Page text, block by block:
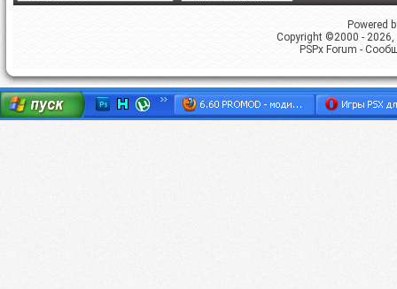
Powered
Copyright ©2000 -
PSPx Forum -